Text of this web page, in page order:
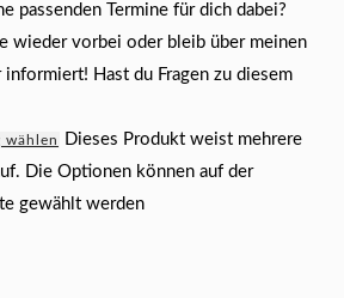
passenden Termine für dich dabei?
wieder vorbei oder bleib über meinen
Hast du Fragen zu diesem
wählen
Dieses Produkt weist mehrere
Die Optionen können auf der
gewählt werden